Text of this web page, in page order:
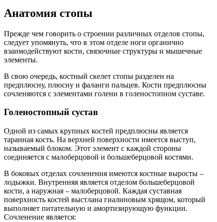
Анатомия стопы
Прежде чем говорить о строении различных отделов стопы,
следует упомянуть, что в этом отделе ноги органично
взаимодействуют кости, связочные структуры и мышечные
элементы.
В свою очередь, костный скелет стопы разделен на
предплюсну, плюсну и фаланги пальцев. Кости предплюсны
сочленяются с элементами голени в голеностопном суставе.
Голеностопный сустав
Одной из самых крупных костей предплюсны является
таранная кость. На верхней поверхности имеется выступ,
называемый блоком. Этот элемент с каждой стороны
соединяется с малоберцовой и большеберцовой костями.
В боковых отделах сочленения имеются костные выросты –
лодыжки. Внутренняя является отделом большеберцовой
кости, а наружная – малоберцовой. Каждая суставная
поверхность костей выстлана гиалиновым хрящом, который
выполняет питательную и амортизирующую функции.
Сочленение является: